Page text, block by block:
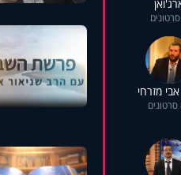
מזרחי